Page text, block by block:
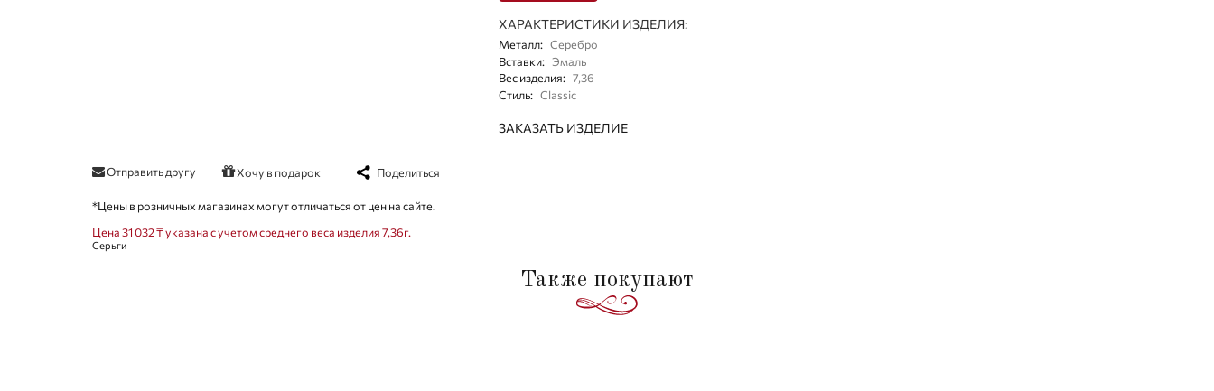
ХАРАКТЕРИСТИКИ ИЗДЕЛИЯ:
Металл: Серебро
Вставки: Эмаль
Вес изделия: 7,36
Стиль: Classic
ЗАКАЗАТЬ ИЗДЕЛИЕ
Отправить другу Хочу в подарок Поделиться
*Цены в розничных магазинах могут отличаться от цен на сайте.
Цена 31 032 ₸ указана с учетом среднего веса изделия 7,36г.
Серьги
Также покупают